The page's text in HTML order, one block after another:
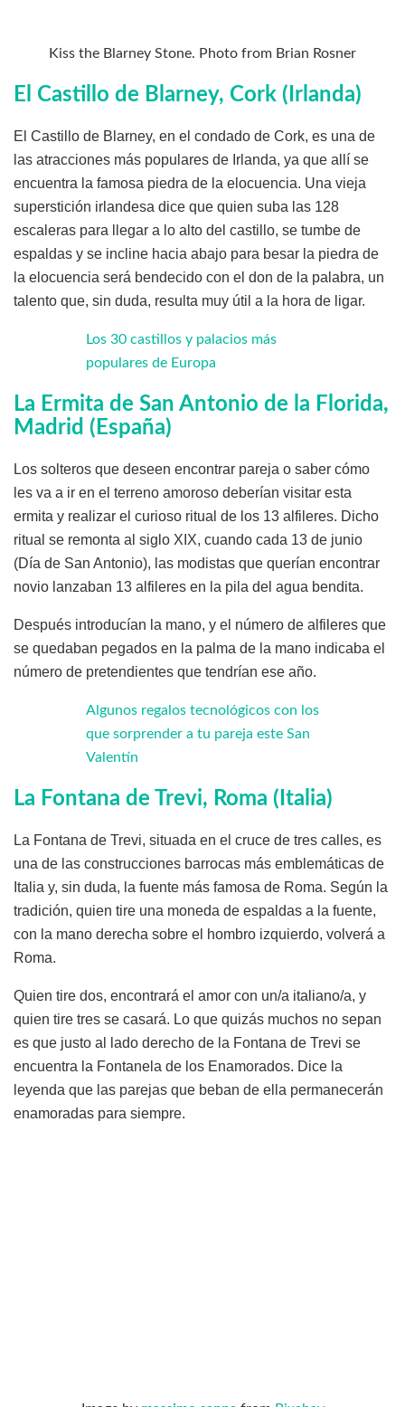
Kiss the Blarney Stone. Photo from Brian Rosner
El Castillo de Blarney, Cork (Irlanda)
El Castillo de Blarney, en el condado de Cork, es una de
las atracciones más populares de Irlanda, ya que allí se
encuentra la famosa piedra de la elocuencia. Una vieja
superstición irlandesa dice que quien suba las 128
escaleras para llegar a lo alto del castillo, se tumbe de
espaldas y se incline hacia abajo para besar la piedra de
la elocuencia será bendecido con el don de la palabra, un
talento que, sin duda, resulta muy útil a la hora de ligar.
Los 30 castillos y palacios más
populares de Europa
La Ermita de San Antonio de la Florida,
Madrid (España)
Los solteros que deseen encontrar pareja o saber cómo
les va a ir en el terreno amoroso deberían visitar esta
ermita y realizar el curioso ritual de los 13 alfileres. Dicho
ritual se remonta al siglo XIX, cuando cada 13 de junio
(Día de San Antonio), las modistas que querían encontrar
novio lanzaban 13 alfileres en la pila del agua bendita.
Después introducían la mano, y el número de alfileres que
se quedaban pegados en la palma de la mano indicaba el
número de pretendientes que tendrían ese año.
Algunos regalos tecnológicos con los
que sorprender a tu pareja este San
Valentín
La Fontana de Trevi, Roma (Italia)
La Fontana de Trevi, situada en el cruce de tres calles, es
una de las construcciones barrocas más emblemáticas de
Italia y, sin duda, la fuente más famosa de Roma. Según la
tradición, quien tire una moneda de espaldas a la fuente,
con la mano derecha sobre el hombro izquierdo, volverá a
Roma.
Quien tire dos, encontrará el amor con un/a italiano/a, y
quien tire tres se casará. Lo que quizás muchos no sepan
es que justo al lado derecho de la Fontana de Trevi se
encuentra la Fontanela de los Enamorados. Dice la
leyenda que las parejas que beban de ella permanecerán
enamoradas para siempre.